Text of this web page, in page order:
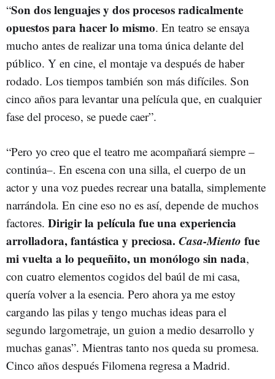
“Son dos lenguajes y dos procesos radicalmente
opuestos para hacer lo mismo. En teatro se ensaya
mucho antes de realizar una toma única delante del
público. Y en cine, el montaje va después de haber
rodado. Los tiempos también son más difíciles. Son
cinco años para levantar una película que, en cualquier
fase del proceso, se puede caer”.
“Pero yo creo que el teatro me acompañará siempre –
continúa–. En escena con una silla, el cuerpo de un
actor y una voz puedes recrear una batalla, simplemente
narrándola. En cine eso no es así, depende de muchos
factores. Dirigir la película fue una experiencia
arrolladora, fantástica y preciosa. Casa-Miento fue
mi vuelta a lo pequeñito, un monólogo sin nada,
con cuatro elementos cogidos del baúl de mi casa,
quería volver a la esencia. Pero ahora ya me estoy
cargando las pilas y tengo muchas ideas para el
segundo largometraje, un guion a medio desarrollo y
muchas ganas”. Mientras tanto nos queda su promesa.
Cinco años después Filomena regresa a Madrid.